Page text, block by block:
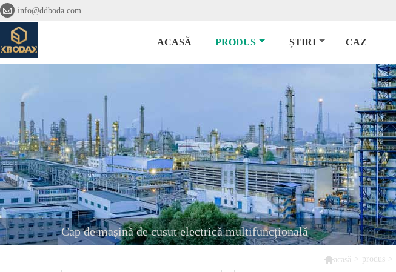
 info@ddboda.com
ACASĂ PRODUS ȘTIRI CAZ
Cap de mașină de cusut electrică multifuncțională
acasă > produs >